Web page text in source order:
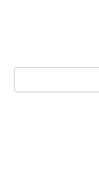
Пошук: